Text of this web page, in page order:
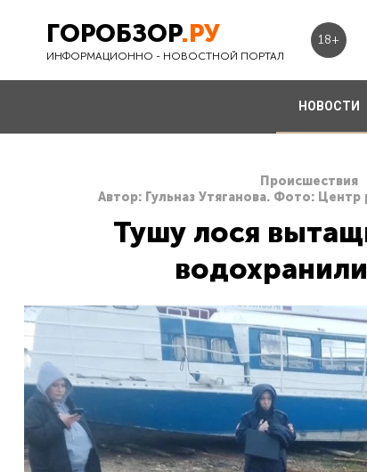
ГОРОБЗОР.РУ
ИНФОРМАЦИОННО - НОВОСТНОЙ ПОРТАЛ
18+
НОВОСТИ
Происшествия
Автор: Гульназ Утяганова. Фото:
Тушу лося